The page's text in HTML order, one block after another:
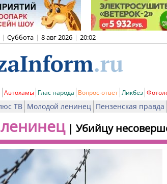
| Суббота | 8 авг 2026 | 20:02
Автохамы Глас народа Вопрос-ответ Ликбез
ТВ Молодой ленинец Пензенская правда
| Убийцу